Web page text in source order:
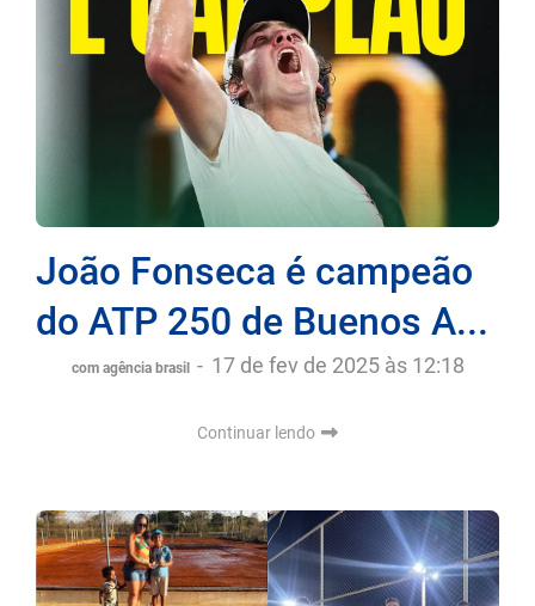
João Fonseca é campeão
do ATP 250 de Buenos A...
com agência brasil - 17 de fev de 2025 às 12:18
Continuar lendo